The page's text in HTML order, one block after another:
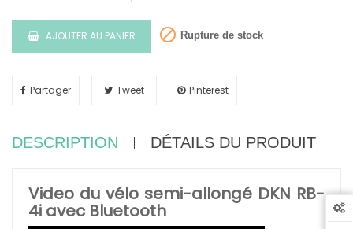
AJOUTER AU PANIER  Rupture de stock
Partager Tweet Pinterest
DESCRIPTION DÉTAILS DU PRODUIT
Video du vélo semi-allongé DKN RB-
4i avec Bluetooth